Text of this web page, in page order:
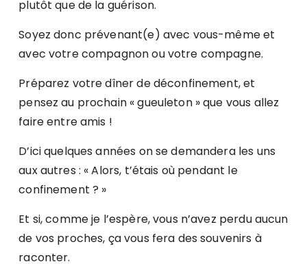
plutôt que de la guérison.
Soyez donc prévenant(e) avec vous-même et
avec votre compagnon ou votre compagne.
Préparez votre dîner de déconfinement, et
pensez au prochain « gueuleton » que vous allez
faire entre amis !
D’ici quelques années on se demandera les uns
aux autres : « Alors, t’étais où pendant le
confinement ? »
Et si, comme je l’espère, vous n’avez perdu aucun
de vos proches, ça vous fera des souvenirs à
raconter.